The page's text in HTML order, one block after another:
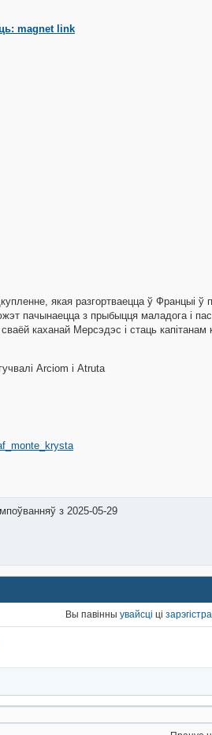
magnet link
якая разгортваецца ў Францыі ў
пачынаецца з прыбыцця маладога і
каханай Мерсэдэс і стаць
Arciom і Atruta
з 2025-05-29
Вы павінны увайсці ці